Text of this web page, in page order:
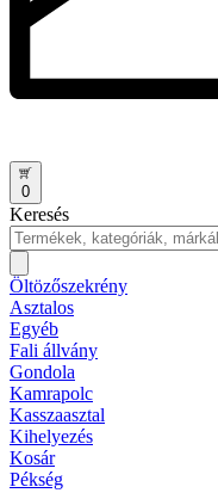
0
Keresés
Öltözőszekrény
Asztalos
Egyéb
Fali állvány
Gondola
Kamrapolc
Kasszaasztal
Kihelyezés
Kosár
Pékség